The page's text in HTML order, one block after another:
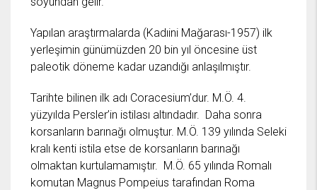
Yapılan araştırmalarda (Kadıini Mağarası-1957) ilk
yerleşimin günümüzden 20 bin yıl öncesine üst
paleotik döneme kadar uzandığı anlaşılmıştır.
Tarihte bilinen ilk adı Coracesium’dur. M.Ö. 4.
yüzyılda Persler’in istilası altındadır. Daha sonra
korsanların barınağı olmuştur. M.Ö. 139 yılında Seleki
kralı kenti istila etse de korsanların barınağı
olmaktan kurtulamamıştır. M.Ö. 65 yılında Romalı
komutan Magnus Pompeius tarafından Roma